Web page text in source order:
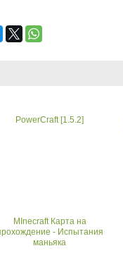
PowerCraft [1.5.2]
MInecraft Карта на
- Испытания
маньяка